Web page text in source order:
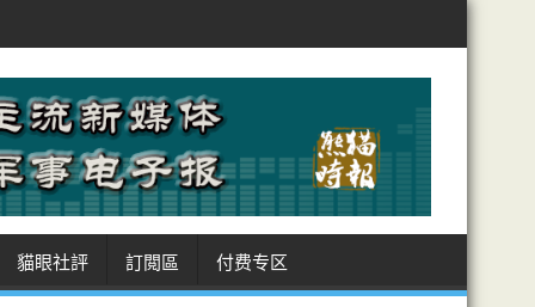
貓眼社評 訂閲區 付费专区